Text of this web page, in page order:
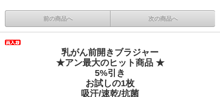
前の商品へ 次の商品へ
乳がん前開きブラジャー
★アン最大のヒット商品 ★
5%引き
お試しの1枚
吸汗/速乾/抗菌